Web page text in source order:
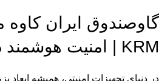
KRM | امنیت هوشمند در ابعاد کاربردی
در دنیای تجهیزات امنیتی، همیشه ابعاد